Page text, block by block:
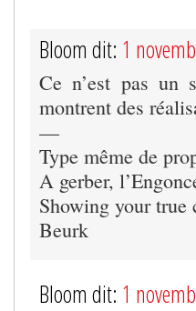
Bloom dit: 1
Ce n’est pas un
montrent des
—
Type même de
A gerber,
Showing your
Beurk
Bloom dit: 1